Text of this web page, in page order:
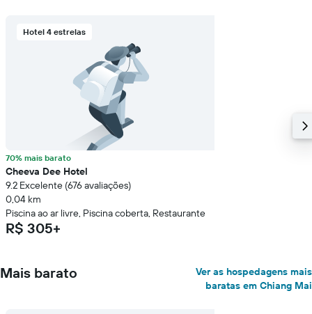
Hotel 4 estrelas
70% mais barato
Cheeva Dee Hotel
9.2 Excelente (676 avaliações)
0,04 km
Piscina ao ar livre, Piscina coberta, Restaurante
R$ 305+
Mais barato
Ver as hospedagens mais
baratas em Chiang Mai